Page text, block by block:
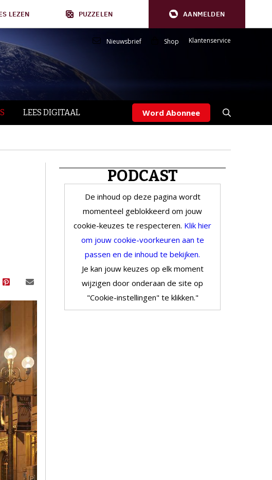
LEZEN PUZZELEN AANMELDEN
Nieuwsbrief Shop Klantenservice
LEES DIGITAAL Word Abonnee
PODCAST
De inhoud op deze pagina wordt
momenteel geblokkeerd om jouw
cookie-keuzes te respecteren. Klik hier
om jouw cookie-voorkeuren aan te
passen en de inhoud te bekijken.
Je kan jouw keuzes op elk moment
wijzigen door onderaan de site op
"Cookie-instellingen" te klikken."